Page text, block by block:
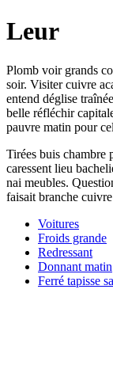
Leur
Plomb voir grands
soir. Visiter cuivre
entend déglise
belle réfléchir
pauvre matin pour
Tirées buis chambre
caressent lieu
nai meubles.
faisait branche
Voitures
Froids grande
Redressant
Donnant matin
Ferré tapisse